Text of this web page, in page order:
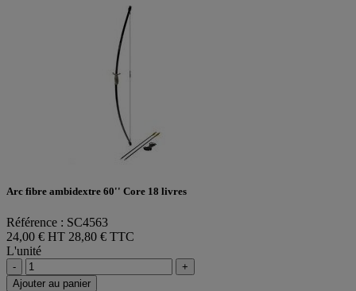
Arc fibre ambidextre 60'' Core 18 livres
Référence : SC4563
24,00 € HT 28,80 € TTC
L'unité
-
+
Ajouter au panier